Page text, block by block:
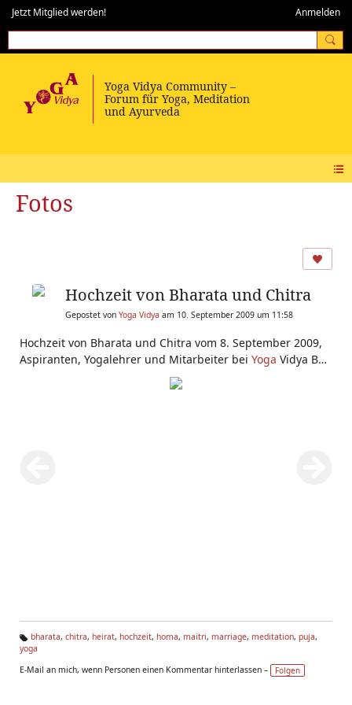
Jetzt Mitglied werden! Anmelden
Fotos
Hochzeit von Bharata und Chitra
Gepostet von Yoga Vidya am 10. September 2009 um 11:58
Hochzeit von Bharata und Chitra vom 8. September 2009,
Aspiranten, Yogalehrer und Mitarbeiter bei Yoga Vidya Bad
Ta
s:
bharata, chitra, heirat, hochzeit, homa, maitri, marriage, meditation, puja,
yoga
E-Mail an mich, wenn Personen einen Kommentar hinterlassen –
Folgen